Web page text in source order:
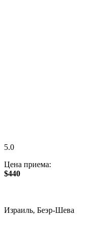
5.0
Цена приема:
$440
Израиль, Беэр-Шева